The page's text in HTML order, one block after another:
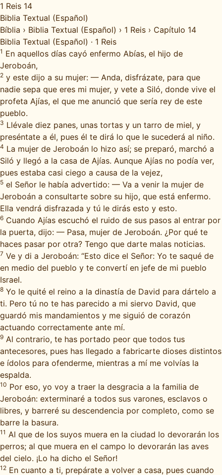
1 Reis 14
Biblia Textual (Español)
Bíblia › Biblia Textual (Español) › 1 Reis › Capítulo 14
Biblia Textual (Español) · 1 Reis
1 En aquellos días cayó enfermo Abías, el hijo de
Jeroboán,
2 y este dijo a su mujer: — Anda, disfrázate, para que
nadie sepa que eres mi mujer, y vete a Siló, donde vive el
profeta Ajías, el que me anunció que sería rey de este
pueblo.
3 Llévale diez panes, unas tortas y un tarro de miel, y
preséntate a él, pues él te dirá lo que le sucederá al niño.
4 La mujer de Jeroboán lo hizo así; se preparó, marchó a
Siló y llegó a la casa de Ajías. Aunque Ajías no podía ver,
pues estaba casi ciego a causa de la vejez,
5 el Señor le había advertido: — Va a venir la mujer de
Jeroboán a consultarte sobre su hijo, que está enfermo.
Ella vendrá disfrazada y tú le dirás esto y esto.
6 Cuando Ajías escuchó el ruido de sus pasos al entrar por
la puerta, dijo: — Pasa, mujer de Jeroboán. ¿Por qué te
haces pasar por otra? Tengo que darte malas noticias.
7 Ve y di a Jeroboán: “Esto dice el Señor: Yo te saqué de
en medio del pueblo y te convertí en jefe de mi pueblo
Israel.
8 Yo le quité el reino a la dinastía de David para dártelo a
ti. Pero tú no te has parecido a mi siervo David, que
guardó mis mandamientos y me siguió de corazón
actuando correctamente ante mí.
9 Al contrario, te has portado peor que todos tus
antecesores, pues has llegado a fabricarte dioses distintos
e ídolos para ofenderme, mientras a mí me volvías la
espalda.
10 Por eso, yo voy a traer la desgracia a la familia de
Jeroboán: exterminaré a todos sus varones, esclavos o
libres, y barreré su descendencia por completo, como se
barre la basura.
11 Al que de los suyos muera en la ciudad lo devorarán los
perros; al que muera en el campo lo devorarán las aves
del cielo. ¡Lo ha dicho el Señor!
12 En cuanto a ti, prepárate a volver a casa, pues cuando